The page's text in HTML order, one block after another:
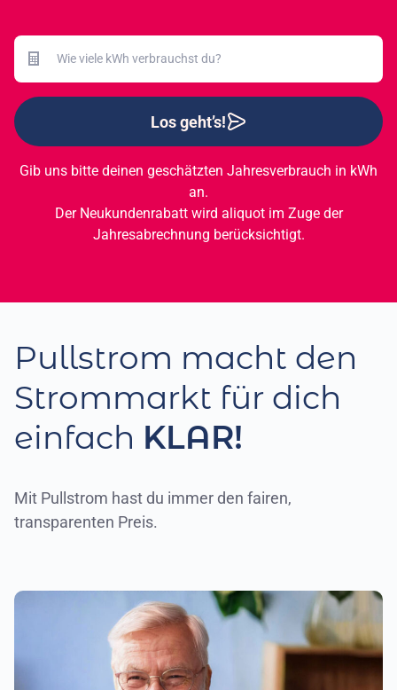
Los geht’s!
Gib uns bitte deinen geschätzten Jahresverbrauch in kWh
an.
Der Neukundenrabatt wird aliquot im Zuge der
Jahresabrechnung berücksichtigt.
Pullstrom macht den
Strommarkt für dich
einfach KLAR!
Mit Pullstrom hast du immer den fairen,
transparenten Preis.